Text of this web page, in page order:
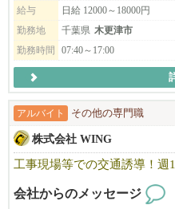
ムーズです。
給与
日給 12000～18000円
勤務地
千葉県 木更津市
勤務時間
07:40～17:00
アルバイト その他の専門職
株式会社 WING
工事現場等での交通誘導！週
会社からのメッセージ